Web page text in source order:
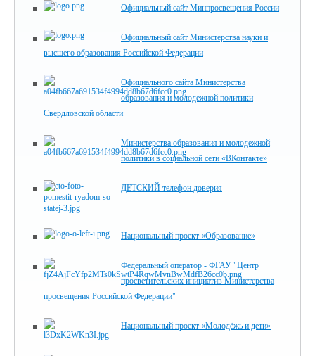
Официальный сайт Минпросвещения России
Официальный сайт Министерства науки и
высшего образования Российской Федерации
Официального сайта Министерства
образования и молодежной политики
Свердловской области
Министерства образования и молодежной
политики в социальной сети «ВКонтакте»
ДЕТСКИЙ телефон доверия
Национальный проект «Образование»
Федеральный оператор - ФГАУ "Центр
просветительских инициатив Министерства
просвещения Российской Федерации"
Национальный проект «Молодёжь и дети»